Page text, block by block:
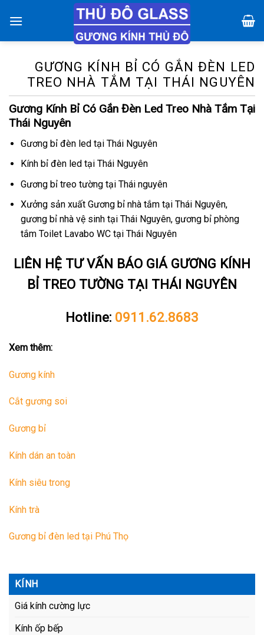
đến
GƯƠNG KÍNH BỈ CÓ GẮN ĐÈN LED
TREO NHÀ TẮM TẠI THÁI NGUYÊN
Gương Kính Bỉ Có Gắn Đèn Led Treo Nhà Tắm Tại
Thái Nguyên
Gương bỉ đèn led tại Thái Nguyên
Kính bỉ đèn led tại Thái Nguyên
Gương bỉ treo tường tại Thái nguyên
Xưởng sản xuất Gương bỉ nhà tắm tại Thái Nguyên,
gương bỉ nhà vệ sinh tại Thái Nguyên, gương bỉ phòng
tắm Toilet Lavabo WC tại Thái Nguyên
LIÊN HỆ TƯ VẤN BÁO GIÁ GƯƠNG KÍNH
BỈ TREO TƯỜNG TẠI THÁI NGUYÊN
Hotline: 0911.62.8683
Xem thêm:
Gương kính
Cắt gương soi
Gương bỉ
Kính dán an toàn
Kính siêu trong
Kính trà
Gương bỉ đèn led tại Phú Thọ
KÍNH
Giá kính cường lực
Kính ốp bếp